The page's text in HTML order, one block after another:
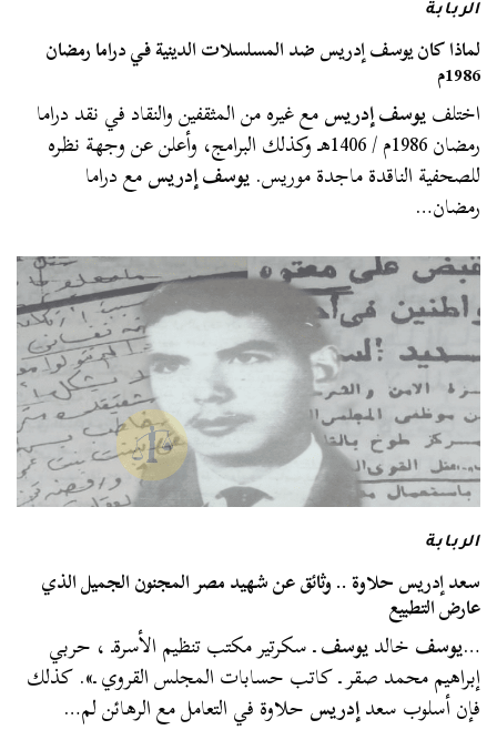
الربابة
لماذا كان يوسف إدريس ضد المسلسلات الدينية في دراما رمضان
1986م
اختلفيوسف إدريسمع غيره من المثقفين والنقاد في نقد دراما
رمضان 1986م / 1406هـ وكذلك البرامج، وأعلن عن وجهة نظره
للصحفية الناقدة ماجدة موريس.يوسف إدريسمع دراما
رمضان…
الربابة
سعد إدريس حلاوة .. وثائق عن شهيد مصر المجنون الجميل الذي
عارض التطبيع
…يوسفخالديوسفـ سكرتير مكتب تنظيم الأسرةـ ، حربي
إبراهيم محمد صقر ـ كاتب حسابات المجلس القروي ـ». كذلك
فإن أسلوب سعدإدريسحلاوة في التعامل مع الرهائن لم…